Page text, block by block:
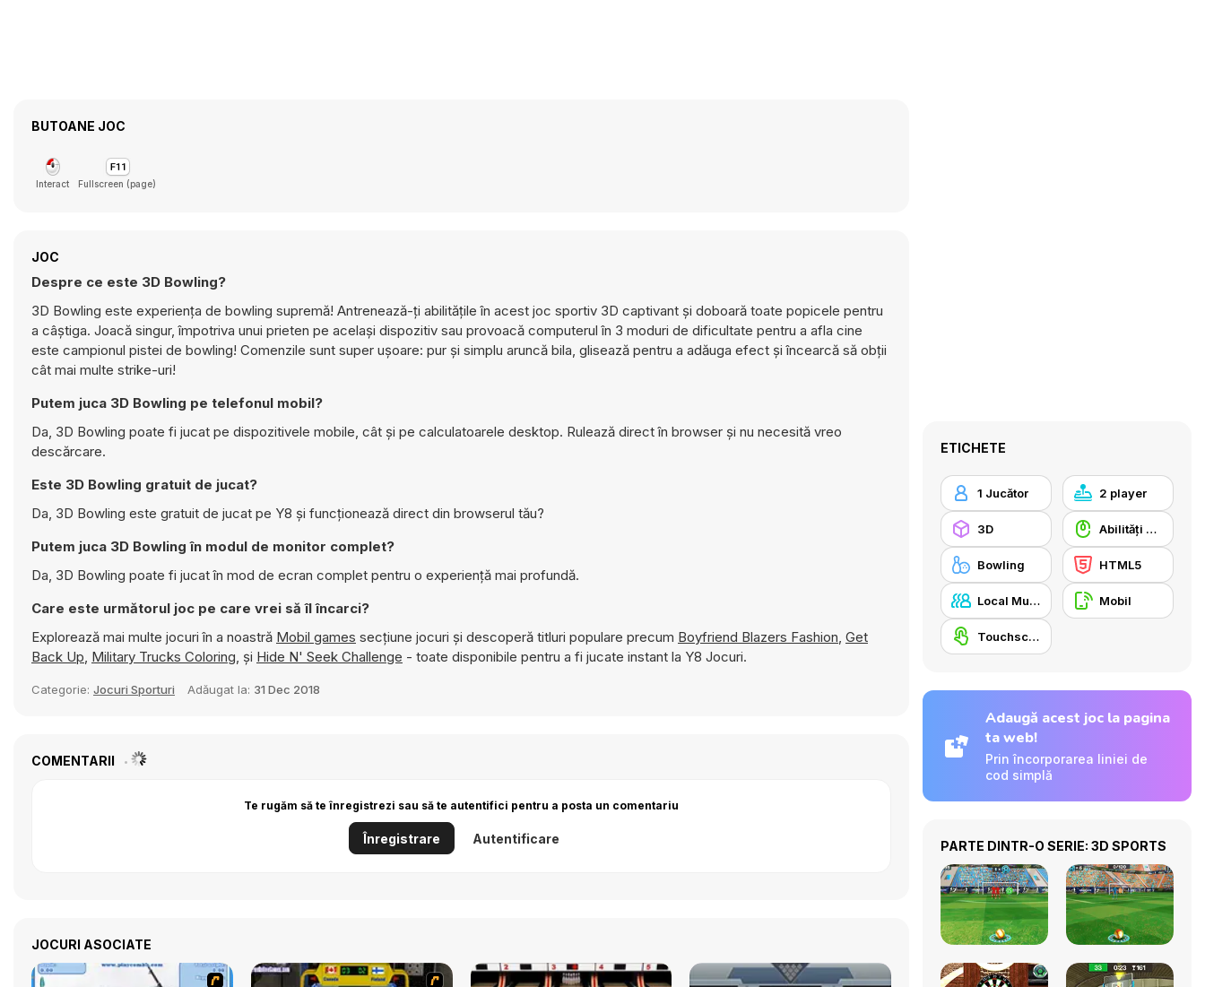
BUTOANE JOC
Interact Fullscreen (page)
JOC
Despre ce este 3D Bowling?
3D Bowling este experiența de bowling supremă! Antrenează-ți abilitățile în acest joc sportiv 3D captivant și doboară toate popicele pentru
a câștiga. Joacă singur, împotriva unui prieten pe același dispozitiv sau provoacă computerul în 3 moduri de dificultate pentru a afla cine
este campionul pistei de bowling! Comenzile sunt super ușoare: pur și simplu aruncă bila, glisează pentru a adăuga efect și încearcă să obții
cât mai multe strike-uri!
Putem juca 3D Bowling pe telefonul mobil?
Da, 3D Bowling poate fi jucat pe dispozitivele mobile, cât și pe calculatoarele desktop. Rulează direct în browser și nu necesită vreo
descărcare.
Este 3D Bowling gratuit de jucat?
Da, 3D Bowling este gratuit de jucat pe Y8 și funcționează direct din browserul tău?
Putem juca 3D Bowling în modul de monitor complet?
Da, 3D Bowling poate fi jucat în mod de ecran complet pentru o experiență mai profundă.
Care este următorul joc pe care vrei să îl încarci?
Explorează mai multe jocuri în a noastră Mobil games secțiune jocuri și descoperă titluri populare precum Boyfriend Blazers Fashion, Get
Back Up, Military Trucks Coloring, și Hide N' Seek Challenge - toate disponibile pentru a fi jucate instant la Y8 Jocuri.
Categorie: Jocuri Sporturi Adăugat la: 31 Dec 2018
COMENTARII
Te rugăm să te înregistrezi sau să te autentifici pentru a posta un comentariu
Înregistrare Autentificare
JOCURI ASOCIATE
ETICHETE
1 Jucător 2 player
3D Abilități Mouse
Bowling HTML5
Local Multiplayer Mobil
Touchscreen
Adaugă acest joc la pagina
ta web!
Prin încorporarea liniei de
cod simplă
PARTE DINTR-O SERIE: 3D SPORTS